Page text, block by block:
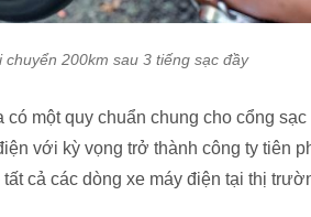
200km sau 3 tiếng sạc đầy
một quy chuẩn chung cho cổng
với kỳ vọng trở thành công ty tiên
cả các dòng xe máy điện tại thị